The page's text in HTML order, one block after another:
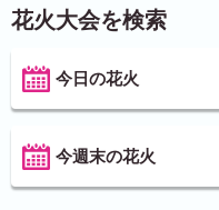
花火大会を検索
今日の花火
今週末の花火